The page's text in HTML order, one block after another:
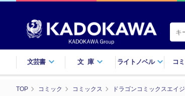
文芸書 文庫 ライトノベル コ
TOP コミック コミックス ドラゴンコミックスエイジ